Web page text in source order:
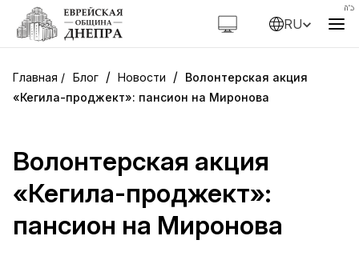
RU
Блог / Новости / Волонтерская акция
«Кегила-проджект»: пансион на Миронова
Волонтерская акция
«Кегила-проджект»:
пансион на Миронова